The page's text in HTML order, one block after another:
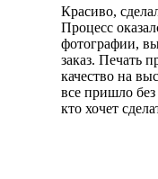
Красиво,
Процесс
фотографии,
заказ. Печать
качество на
все пришло
кто хочет